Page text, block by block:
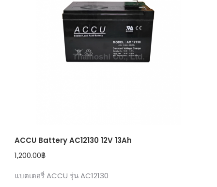
ACCU Battery AC12130 12V 13Ah
1,200.00฿
แบตเตอรี่ ACCU รุ่น AC12130